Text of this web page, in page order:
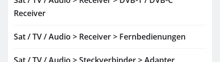
Receiver
Sat / TV / Audio > Receiver > Fernbedienungen